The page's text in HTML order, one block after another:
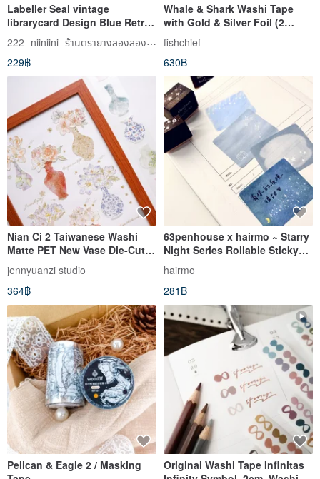
Labeller Seal vintage
librarycard Design Blue Retro
Hand Labeller
222 -niiniini- ร้านตรายางสองสองสอง
229฿
Whale & Shark Washi Tape
with Gold & Silver Foil (2
Rolls) 25mm Width, 10m
Length
fishchief
630฿
Nian Ci 2 Taiwanese Washi
Matte PET New Vase Die-Cut
Tape Journaling Material
jennyuanzi studio
364฿
63penhouse x hairmo ~ Starry
Night Series Rollable Sticky
Notes (2 Colors)
hairmo
281฿
Pelican & Eagle 2 / Masking
Original Washi Tape Infinitas